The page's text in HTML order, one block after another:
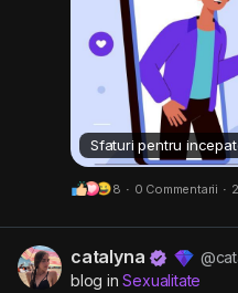
Sfaturi pentru
8 · 0 Commentarii ·
catalyna
blog inSexualitate